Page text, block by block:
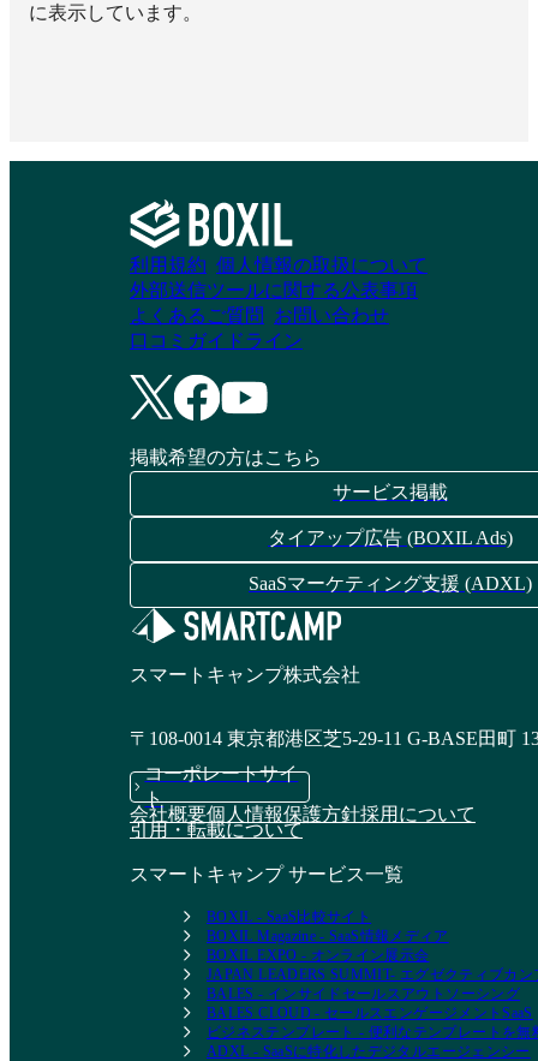
に表示しています。
利用規約 個人情報の取扱について
外部送信ツールに関する公表事項
よくあるご質問
お問い合わせ
口コミガイドライン
掲載希望の方はこちら
サービス掲載
タイアップ広告 (BOXIL Ads)
SaaSマーケティング支援 (ADXL)
スマートキャンプ株式会社
〒108-0014 東京都港区芝5-29-11 G-BASE田町
コーポレートサイ
ト
会社概要個人情報保護方針採用について
引用・転載について
スマートキャンプ サービス一覧
BOXIL - SaaS比較サイト
BOXIL Magazine - SaaS情報メディア
BOXIL EXPO - オンライン展示会
JAPAN LEADERS SUMMIT- エグゼクティブカン
BALES - インサイドセールスアウトソーシング
BALES CLOUD - セールスエンゲージメントSaaS
ビジネステンプレート - 便利なテンプレートを無
ADXL - SaaSに特化したデジタルエージェンシー